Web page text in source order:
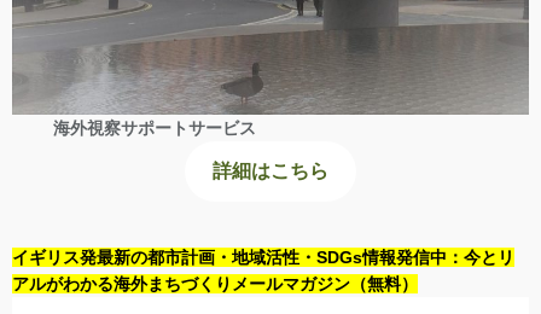
海外視察サポートサービス
詳細はこちら
イギリス発最新の都市計画・地域活性・SDGs情報発信中：今とリ
アルがわかる海外まちづくりメールマガジン（無料）